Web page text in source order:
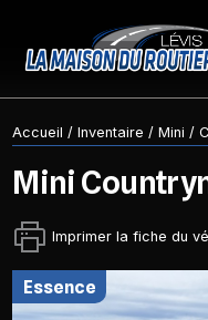
Accueil / Inventaire / Mini /
Mini
Imprimer la fiche du
essence